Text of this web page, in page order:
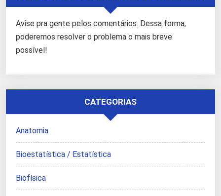
Avise pra gente pelos comentários. Dessa forma,
poderemos resolver o problema o mais breve
possível!
CATEGORIAS
Anatomia
Bioestatística / Estatística
Biofísica